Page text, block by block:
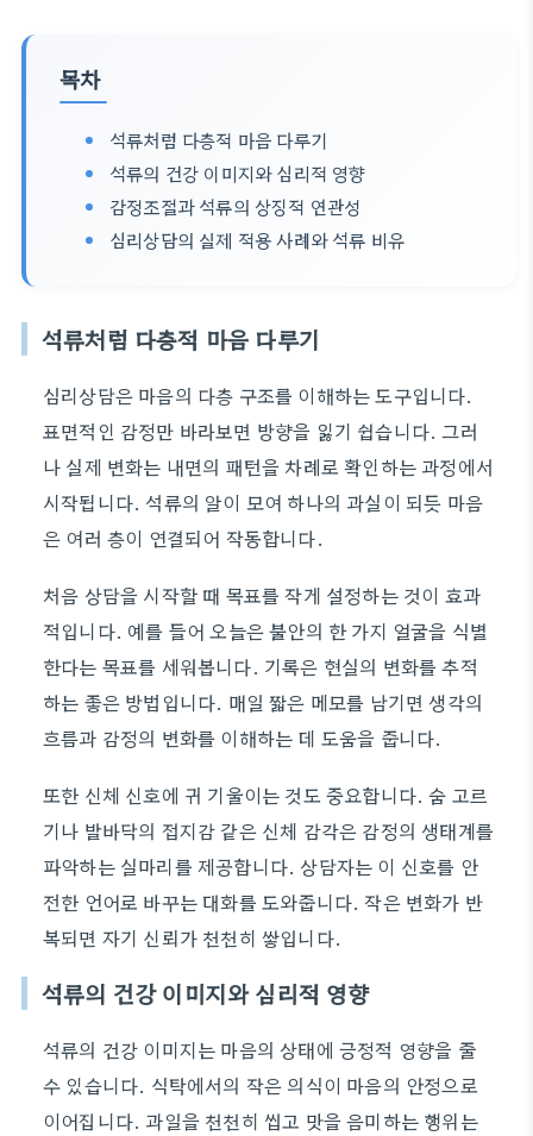
목차
석류처럼 다층적 마음 다루기
석류의 건강 이미지와 심리적 영향
감정조절과 석류의 상징적 연관성
심리상담의 실제 적용 사례와 석류 비유
석류처럼 다층적 마음 다루기
심리상담은 마음의 다층 구조를 이해하는 도구입니다.
표면적인 감정만 바라보면 방향을 잃기 쉽습니다. 그러
나 실제 변화는 내면의 패턴을 차례로 확인하는 과정에서
시작됩니다. 석류의 알이 모여 하나의 과실이 되듯 마음
은 여러 층이 연결되어 작동합니다.
처음 상담을 시작할 때 목표를 작게 설정하는 것이 효과
적입니다. 예를 들어 오늘은 불안의 한 가지 얼굴을 식별
한다는 목표를 세워봅니다. 기록은 현실의 변화를 추적
하는 좋은 방법입니다. 매일 짧은 메모를 남기면 생각의
흐름과 감정의 변화를 이해하는 데 도움을 줍니다.
또한 신체 신호에 귀 기울이는 것도 중요합니다. 숨 고르
기나 발바닥의 접지감 같은 신체 감각은 감정의 생태계를
파악하는 실마리를 제공합니다. 상담자는 이 신호를 안
전한 언어로 바꾸는 대화를 도와줍니다. 작은 변화가 반
복되면 자기 신뢰가 천천히 쌓입니다.
석류의 건강 이미지와 심리적 영향
석류의 건강 이미지는 마음의 상태에 긍정적 영향을 줄
수 있습니다. 식탁에서의 작은 의식이 마음의 안정으로
이어집니다. 과일을 천천히 씹고 맛을 음미하는 행위는